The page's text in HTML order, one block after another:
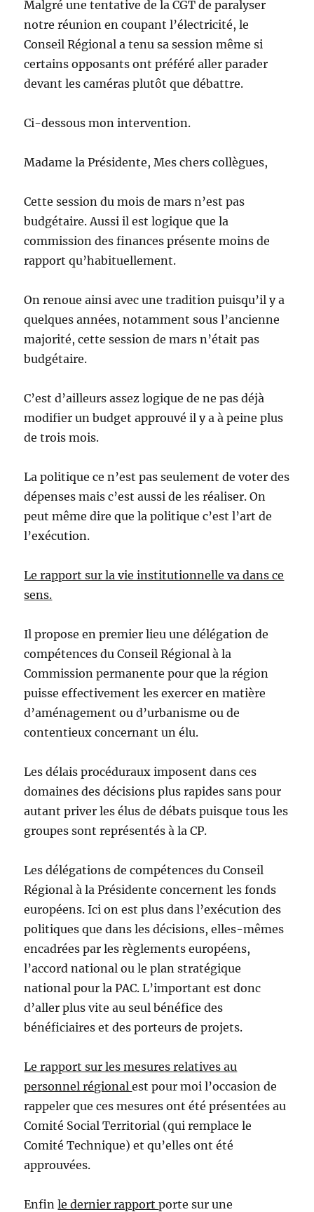
Malgré une tentative de la CGT de paralyser
notre réunion en coupant l’électricité, le
Conseil Régional a tenu sa session même si
certains opposants ont préféré aller parader
devant les caméras plutôt que débattre.
Ci-dessous mon intervention.
Madame la Présidente, Mes chers collègues,
Cette session du mois de mars n’est pas
budgétaire. Aussi il est logique que la
commission des finances présente moins de
rapport qu’habituellement.
On renoue ainsi avec une tradition puisqu’il y a
quelques années, notamment sous l’ancienne
majorité, cette session de mars n’était pas
budgétaire.
C’est d’ailleurs assez logique de ne pas déjà
modifier un budget approuvé il y a à peine plus
de trois mois.
La politique ce n’est pas seulement de voter des
dépenses mais c’est aussi de les réaliser. On
peut même dire que la politique c’est l’art de
l’exécution.
Le rapport sur la vie institutionnelle va dans ce
sens.
Il propose en premier lieu une délégation de
compétences du Conseil Régional à la
Commission permanente pour que la région
puisse effectivement les exercer en matière
d’aménagement ou d’urbanisme ou de
contentieux concernant un élu.
Les délais procéduraux imposent dans ces
domaines des décisions plus rapides sans pour
autant priver les élus de débats puisque tous les
groupes sont représentés à la CP.
Les délégations de compétences du Conseil
Régional à la Présidente concernent les fonds
européens. Ici on est plus dans l’exécution des
politiques que dans les décisions, elles-mêmes
encadrées par les règlements européens,
l’accord national ou le plan stratégique
national pour la PAC. L’important est donc
d’aller plus vite au seul bénéfice des
bénéficiaires et des porteurs de projets.
Le rapport sur les mesures relatives au
personnel régionalest pour moi l’occasion de
rappeler que ces mesures ont été présentées au
Comité Social Territorial (qui remplace le
Comité Technique) et qu’elles ont été
approuvées.
Enfinle dernier rapportporte sur une